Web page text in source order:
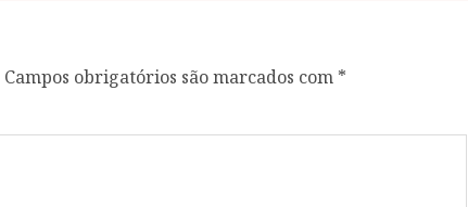
Campos obrigatórios são marcados com *